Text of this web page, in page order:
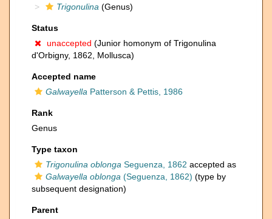
Trigonulina (Genus)
Status
unaccepted (Junior homonym of Trigonulina
d'Orbigny, 1862, Mollusca)
Accepted name
Galwayella Patterson & Pettis, 1986
Rank
Genus
Type taxon
Trigonulina oblonga Seguenza, 1862 accepted as
Galwayella oblonga (Seguenza, 1862) (type by
subsequent designation)
Parent